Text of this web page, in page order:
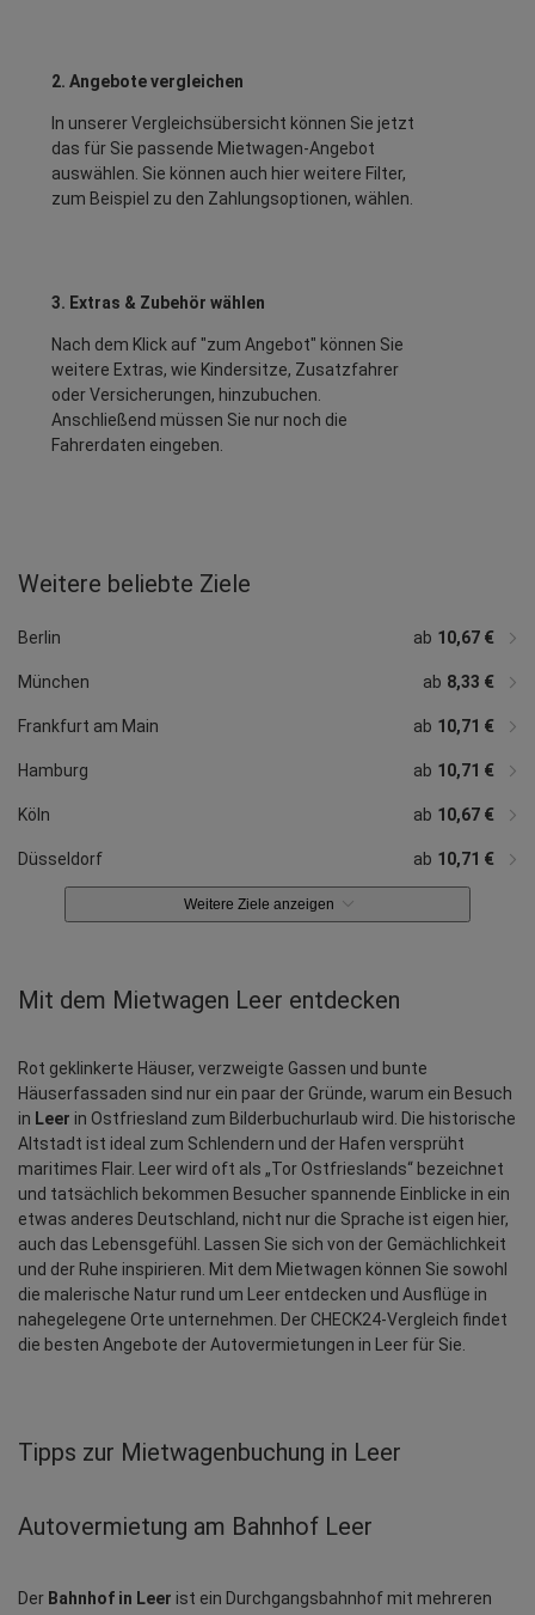
2. Angebote vergleichen
In unserer Vergleichsübersicht können Sie jetzt
das für Sie passende Mietwagen-Angebot
auswählen. Sie können auch hier weitere Filter,
zum Beispiel zu den Zahlungsoptionen, wählen.
3. Extras & Zubehör wählen
Nach dem Klick auf "zum Angebot" können Sie
weitere Extras, wie Kindersitze, Zusatzfahrer
oder Versicherungen, hinzubuchen.
Anschließend müssen Sie nur noch die
Fahrerdaten eingeben.
Weitere beliebte Ziele
Berlin ab 10,67 €
München ab 8,33 €
Frankfurt am Main ab 10,71 €
Hamburg ab 10,71 €
Köln ab 10,67 €
Düsseldorf ab 10,71 €
Stuttgart
Hannover
Nürnberg
Bremen
Leipzig
Dortmund
Dresden
Essen
Bonn
Darmstadt
Heidelberg
Rostock
Osnabrück
Memmingen
Hahn
Weitere Ziele anzeigen
Mit dem Mietwagen Leer entdecken
Rot geklinkerte Häuser, verzweigte Gassen und bunte
Häuserfassaden sind nur ein paar der Gründe, warum ein Besuch
in Leer in Ostfriesland zum Bilderbuchurlaub wird. Die historische
Altstadt ist ideal zum Schlendern und der Hafen versprüht
maritimes Flair. Leer wird oft als „Tor Ostfrieslands“ bezeichnet
und tatsächlich bekommen Besucher spannende Einblicke in ein
etwas anderes Deutschland, nicht nur die Sprache ist eigen hier,
auch das Lebensgefühl. Lassen Sie sich von der Gemächlichkeit
und der Ruhe inspirieren. Mit dem Mietwagen können Sie sowohl
die malerische Natur rund um Leer entdecken und Ausflüge in
nahegelegene Orte unternehmen. Der CHECK24-Vergleich findet
die besten Angebote der Autovermietungen in Leer für Sie.
Tipps zur Mietwagenbuchung in Leer
Autovermietung am Bahnhof Leer
Der Bahnhof in Leer ist ein Durchgangsbahnhof mit mehreren